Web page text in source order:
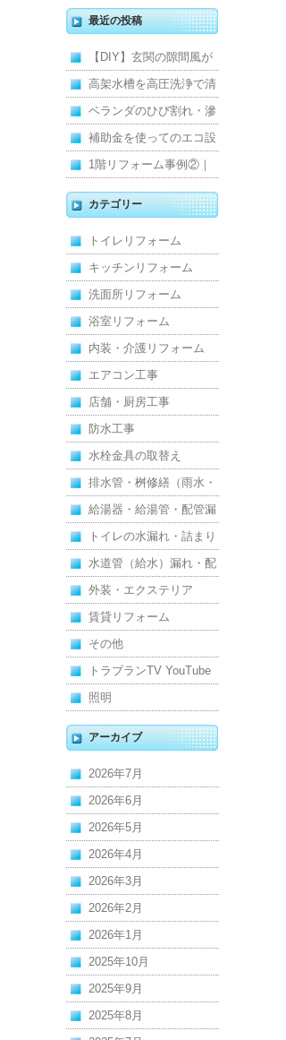
最近の投稿
【DIY】玄関の隙間風が
寒くて断熱ドアに交換し
ました
高架水槽を高圧洗浄で清
掃！衛生的な給水環境を
維持｜施工事例
ベランダのひび割れ・滲
みを解消！賃貸マンショ
ン防水工事
補助金を使ってのエコ設
備住宅リフォーム
1階リフォーム事例②｜
キッチン・床・収納を一
新し、扉新設で動線を整
えた全面改修
カテゴリー
トイレリフォーム
キッチンリフォーム
洗面所リフォーム
浴室リフォーム
内装・介護リフォーム
エアコン工事
店舗・厨房工事
防水工事
水栓金具の取替え
排水管・桝修繕（雨水・
汚水）
給湯器・給湯管・配管漏
れ
トイレの水漏れ・詰まり
水道管（給水）漏れ・配
管
外装・エクステリア
賃貸リフォーム
その他
トラブランTV YouTube
照明
アーカイブ
2026年7月
2026年6月
2026年5月
2026年4月
2026年3月
2026年2月
2026年1月
2025年10月
2025年9月
2025年8月